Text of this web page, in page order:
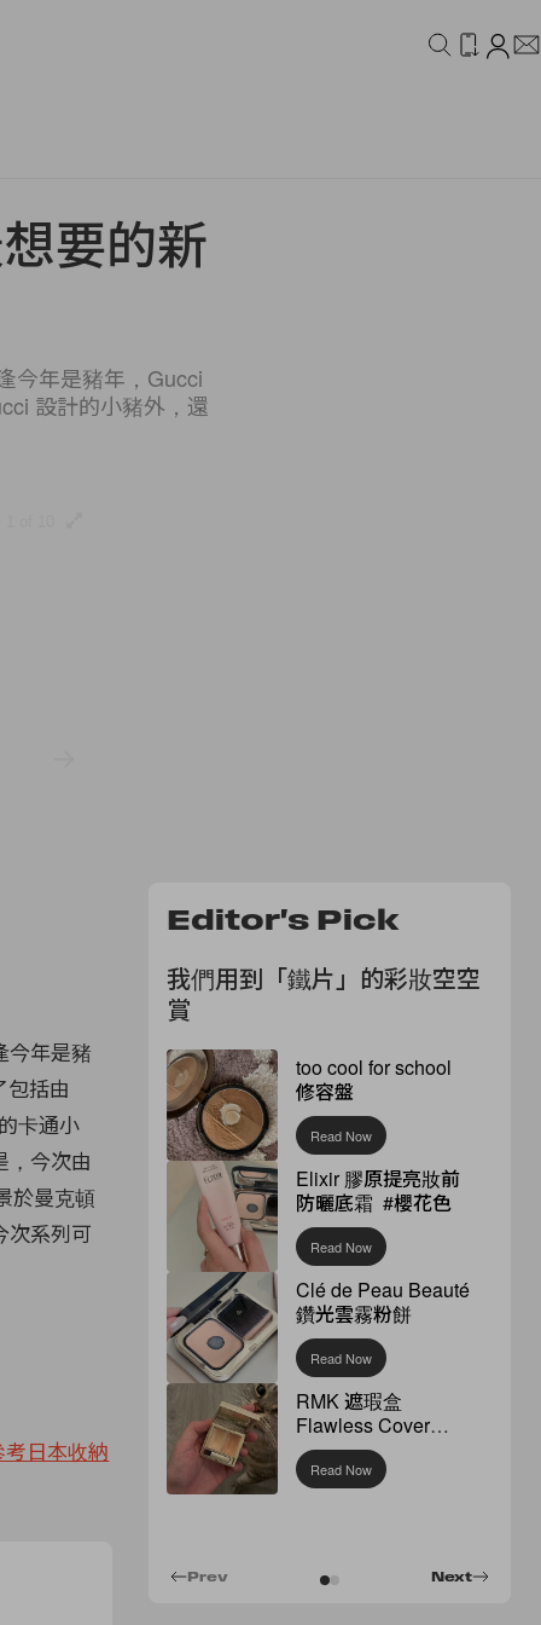
要的新
今年是豬年，Gucci
設計的小豬外，還
今年是豬
括由
卡通小
，今次由
於曼克頓
次系列可
日本收納
Editor's Pick
我們用到「鐵片」的彩妝空空
賞
too cool for school
修容盤
Read Now
Elixir 膠原提亮妝前
防曬底霜 #櫻花色
Read Now
Clé de Peau Beauté
鑽光雲霧粉餅
Read Now
RMK 遮瑕盒
Flawless Cover
Concealer
Read Now
Next
Prev